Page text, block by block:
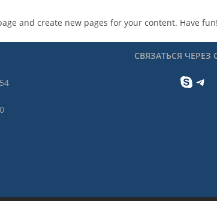
and create new pages for your content. Have fun!
СВЯЗАТЬСЯ ЧЕРЕЗ
Skype